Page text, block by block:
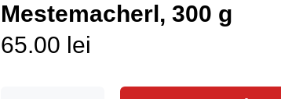
Mestemacherl, 300 g
65.00 lei